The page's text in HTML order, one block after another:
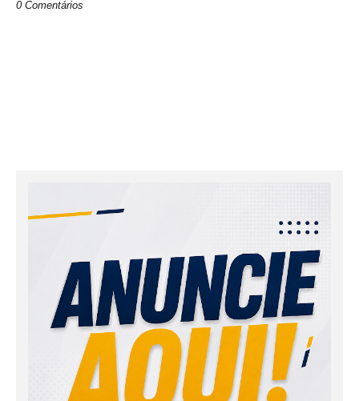
0 Comentários